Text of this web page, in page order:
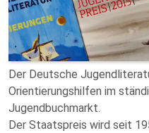
Der Deutsche
Orientierungshilfen im
Jugendbuchmarkt.
Der Staatspreis wird seit